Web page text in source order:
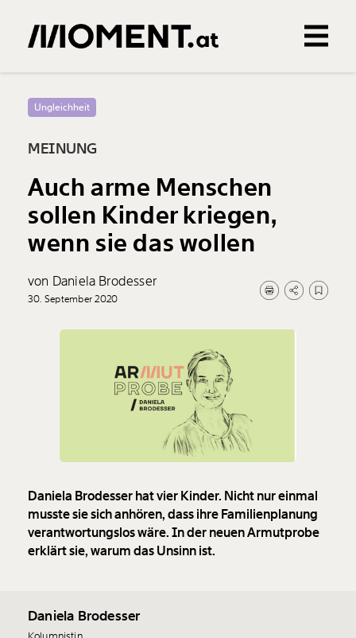
0Treffer
Ungleichheit
MEINUNG
Auch arme Menschen
sollen Kinder kriegen,
wenn sie das wollen
von Daniela Brodesser
30. September 2020
Daniela Brodesser hat vier Kinder. Nicht nur einmal
musste sie sich anhören, dass ihre Familienplanung
verantwortungslos wäre. In der neuen Armutprobe
erklärt sie, warum das Unsinn ist.
Daniela Brodesser